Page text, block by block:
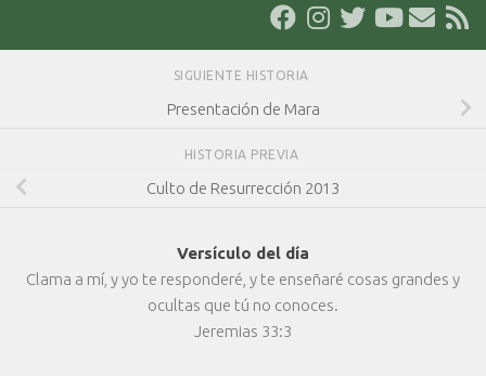
SIGUIENTE HISTORIA
Presentación de Mara
HISTORIA PREVIA
Culto de Resurrección 2013
Versículo del día
Clama a mí, y yo te responderé, y te enseñaré cosas grandes y
ocultas que tú no conoces.
Jeremias 33:3